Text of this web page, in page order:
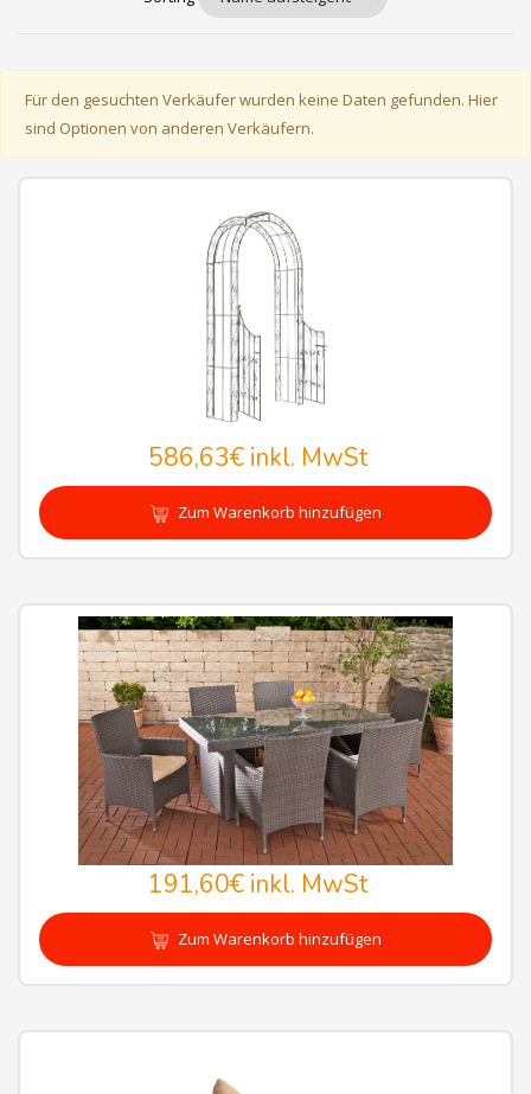
Für den gesuchten Verkäufer wurden keine Daten gefunden. Hier
sind Optionen von anderen Verkäufern.
586,63€inkl. MwSt
Zum Warenkorb hinzufügen
191,60€inkl. MwSt
Zum Warenkorb hinzufügen